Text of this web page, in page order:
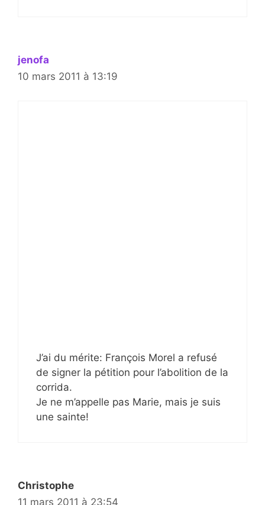
jenofa
10 mars 2011 à 13:19
J’ai du mérite: François Morel a refusé
de signer la pétition pour l’abolition de la
corrida.
Je ne m’appelle pas Marie, mais je suis
une sainte!
Christophe
11 mars 2011 à 23:54